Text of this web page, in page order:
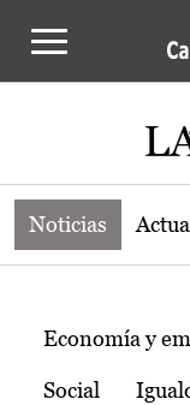
Noticias de
Noticias
Temas
Economía y
Social